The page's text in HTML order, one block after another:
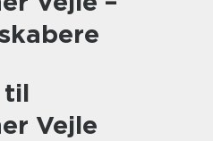
til
Vejle